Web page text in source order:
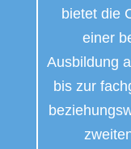
bietet die
einer
Ausbildung
bis zur